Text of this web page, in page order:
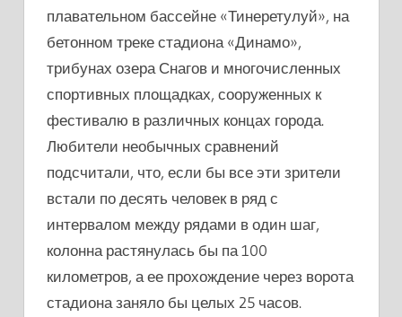
плавательном бассейне «Тинеретулуй», на
бетонном треке стадиона «Динамо»,
трибунах озера Снагов и многочисленных
спортивных площадках, сооруженных к
фестивалю в различных концах города.
Любители необычных сравнений
подсчитали, что, если бы все эти зрители
встали по десять человек в ряд с
интервалом между рядами в один шаг,
колонна растянулась бы па 100
километров, а ее прохождение через ворота
стадиона заняло бы целых 25 часов.